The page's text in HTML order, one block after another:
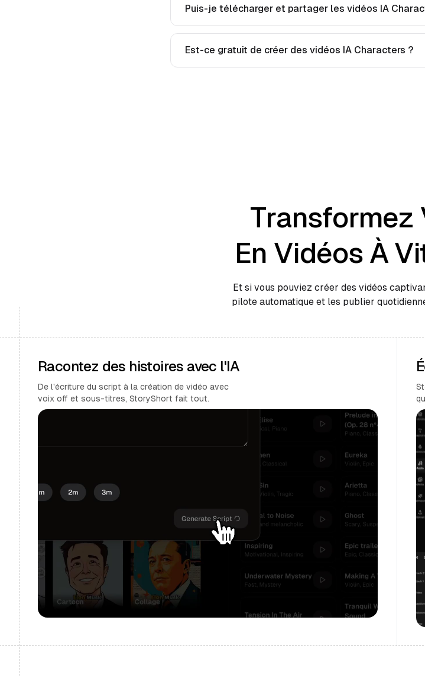
Puis-je télécharger et partager les vidéos IA
Est-ce gratuit de créer des vidéos IA Characters ?
Transformez
En Vidéos À
Et si vous pouviez créer des vidéos
pilote automatique et les publier
Racontez des histoires avec l'IA
De l'écriture du script à la création de vidéo avec
voix off et sous-titres, StoryShort fait tout.